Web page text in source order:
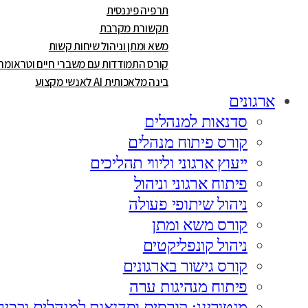
תרפיה פיננסית
תקשורת מקרבת
משא ומתן וניהול שיחות קשות
קורס התמודדות עם משברי חיים
בינה מלאכותית AI לאנשי מקצוע
ארגונים
סדנאות למנהלים
קורס פיתוח מנהלים
ייעוץ ארגוני וליווי תהליכים
פיתוח ארגוני וניהול
ניהול שיתופי פעולה
קורס משא ומתן
ניהול קונפליקטים
קורס גישור בארגונים
פיתוח מנהיגות ערה